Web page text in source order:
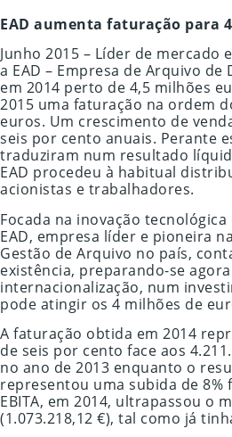
EAD aumenta faturação para
Junho 2015 – Líder de mercado
a EAD – Empresa de Arquivo
em 2014 perto de 4,5 milhões
2015 uma faturação na ordem
euros. Um crescimento de
seis por cento anuais. Perante
traduziram num resultado
EAD procedeu à habitual
acionistas e trabalhadores.
Focada na inovação
EAD, empresa líder e pioneira
Gestão de Arquivo no país,
existência, preparando-se
internacionalização, num
pode atingir os 4 milhões de
A faturação obtida em 2014
de seis por cento face aos
no ano de 2013 enquanto o
representou uma subida de 8%
EBITA, em 2014, ultrapassou o
(1.073.218,12 €), tal como já